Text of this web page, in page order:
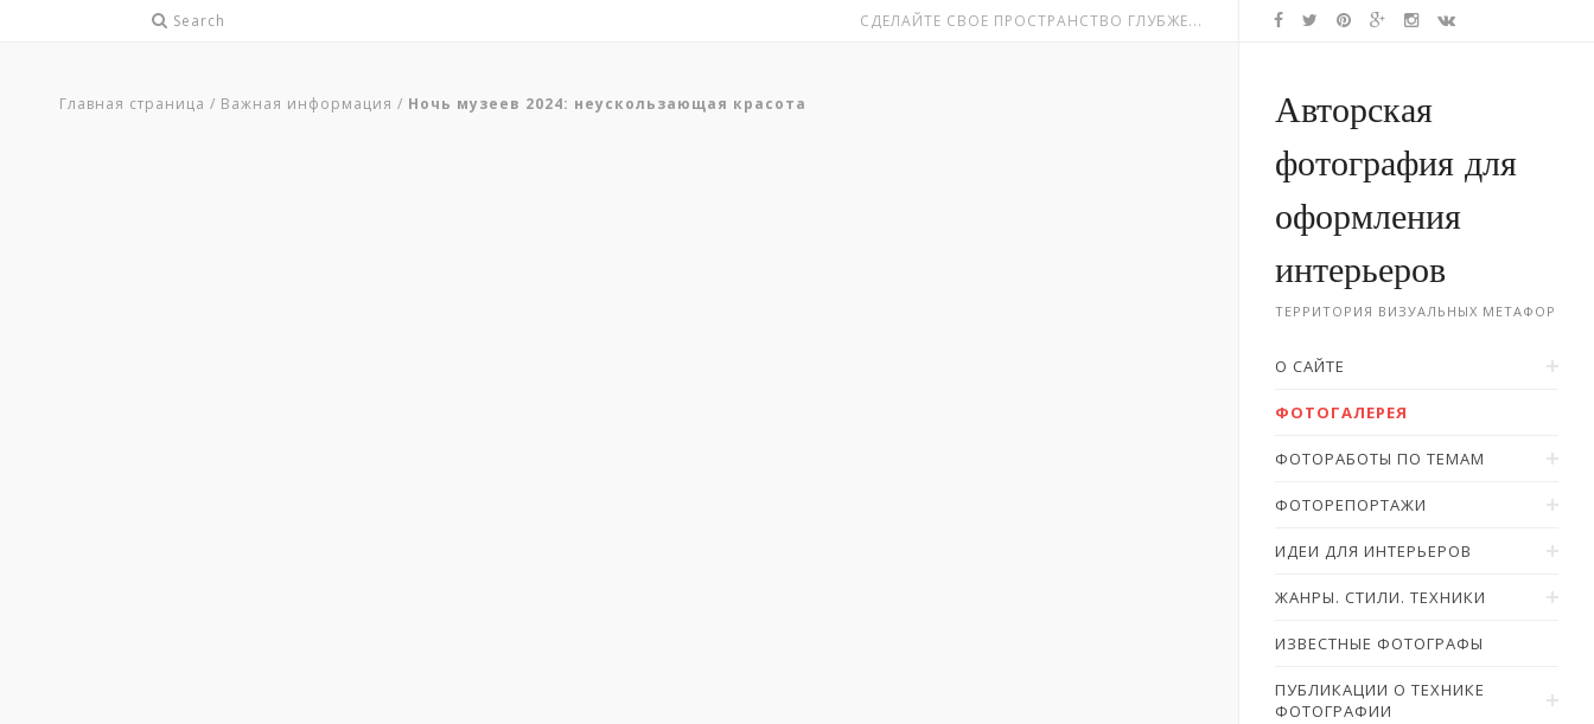
Search СДЕЛАЙТЕ СВОЕ ПРОСТРАНСТВО ГЛУБЖЕ...
Авторская
фотография для
оформления
интерьеров
ТЕРРИТОРИЯ ВИЗУАЛЬНЫХ МЕТАФОР
О САЙТЕ
ФОТОГАЛЕРЕЯ
ФОТОРАБОТЫ ПО ТЕМАМ
ФОТОРЕПОРТАЖИ
ИДЕИ ДЛЯ ИНТЕРЬЕРОВ
ЖАНРЫ. СТИЛИ. ТЕХНИКИ
ИЗВЕСТНЫЕ ФОТОГРАФЫ
ПУБЛИКАЦИИ О ТЕХНИКЕ
ФОТОГРАФИИ
Главная страница / Важная информация / Ночь музеев 2024: неускользающая красота